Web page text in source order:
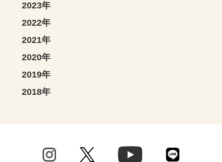
2023年
2022年
2021年
2020年
2019年
2018年